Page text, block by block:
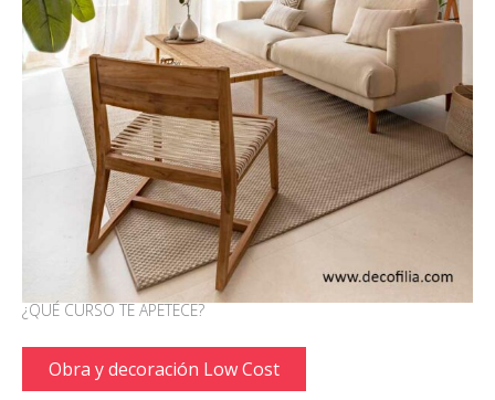
¿QUÉ CURSO TE APETECE?
Obra y decoración Low Cost